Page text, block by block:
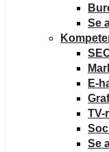
Se
E-
TV-
Se